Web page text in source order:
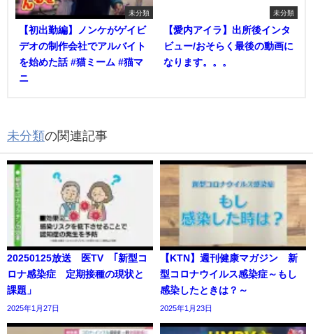
未分類
【初出勤編】ノンケがゲイビ
デオの制作会社でアルバイト
を始めた話 #猫ミーム #猫マ
ニ
未分類
【愛内アイラ】出所後インタ
ビュー/おそらく最後の動画に
なります。。。
未分類の関連記事
20250125放送 医TV ｢新型コ
ロナ感染症 定期接種の現状と
課題」
2025年1月27日
【KTN】週刊健康マガジン 新
型コロナウイルス感染症～もし
感染したときは？～
2025年1月23日